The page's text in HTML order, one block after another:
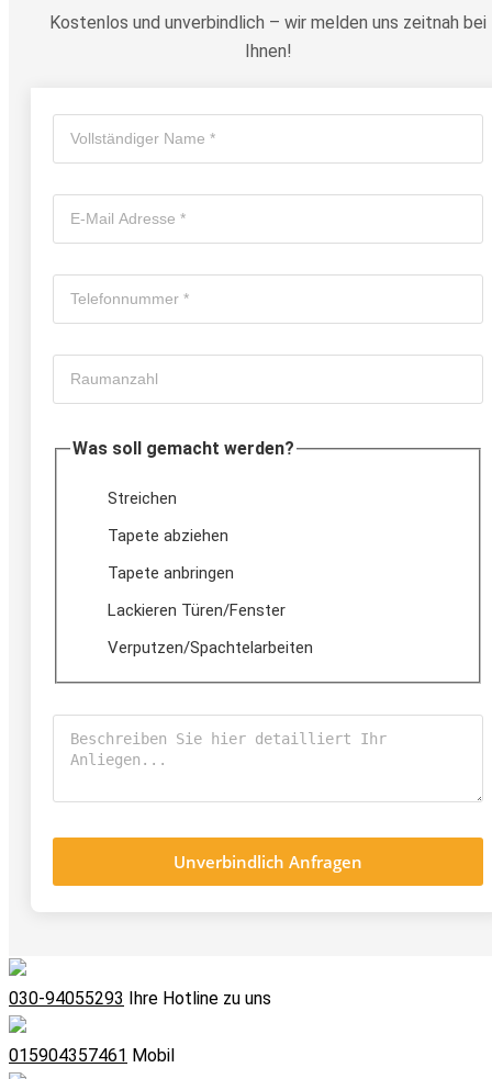
Kostenlos und unverbindlich – wir melden uns zeitnah bei
Ihnen!
Was soll gemacht werden?
Streichen
Tapete abziehen
Tapete anbringen
Lackieren Türen/Fenster
Verputzen/Spachtelarbeiten
Unverbindlich Anfragen
030-94055293 Ihre Hotline zu uns
015904357461 Mobil